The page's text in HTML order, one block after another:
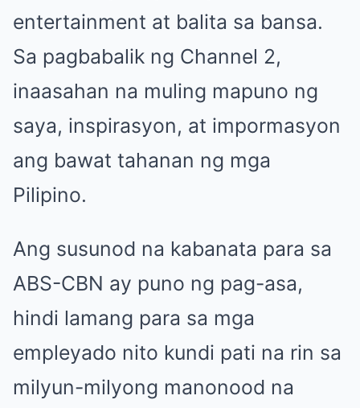
entertainment at balita sa bansa.
Sa pagbabalik ng Channel 2,
inaasahan na muling mapuno ng
saya, inspirasyon, at impormasyon
ang bawat tahanan ng mga
Pilipino.
Ang susunod na kabanata para sa
ABS-CBN ay puno ng pag-asa,
hindi lamang para sa mga
empleyado nito kundi pati na rin sa
milyun-milyong manonood na